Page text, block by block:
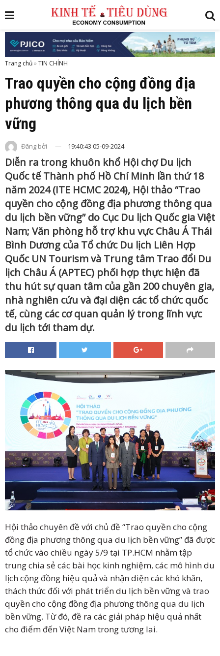
Trang chủ»
Trao quyền cho cộng đồng địa
phương thông qua du lịch bền
vững
Đăng bởi 19:40:43 05-09-2024
Diễn ra trong khuôn khổ Hội chợ Du lịch
Quốc tế Thành phố Hồ Chí Minh lần thứ 18
năm 2024 (ITE HCMC 2024), Hội thảo “Trao
quyền cho cộng đồng địa phương thông qua
du lịch bền vững” do Cục Du lịch Quốc gia Việt
Nam; Văn phòng hỗ trợ khu vực Châu Á Thái
Bình Dương của Tổ chức Du lịch Liên Hợp
Quốc UN Tourism và Trung tâm Trao đổi Du
lịch Châu Á (APTEC) phối hợp thực hiện đã
thu hút sự quan tâm của gần 200 chuyên gia,
nhà nghiên cứu và đại diện các tổ chức quốc
tế, cùng các cơ quan quản lý trong lĩnh vực
du lịch tới tham dự.
Hội thảo chuyên đề với chủ đề “Trao quyền cho cộng
đồng địa phương thông qua du lịch bền vững” đã được
tổ chức vào chiều ngày 5/9 tại TP.HCM nhằm tập
trung chia sẻ các bài học kinh nghiệm, các mô hình du
lịch cộng đồng hiệu quả và nhận diện các khó khăn,
thách thức đối với phát triển du lịch bền vững và trao
quyền cho cộng đồng địa phương thông qua du lịch
bền vững. Từ đó, đề ra các giải pháp hiệu quả nhất
cho điểm đến Việt Nam trong tương lai.